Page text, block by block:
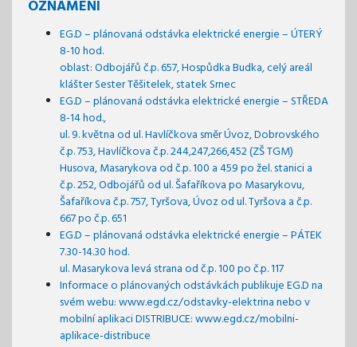
OZNÁMENÍ
EG.D – plánovaná odstávka elektrické energie – ÚTERÝ
8-10 hod.
oblast: Odbojářů č.p. 657, Hospůdka Budka, celý areál
klášter Sester Těšitelek, statek Srnec
EG.D – plánovaná odstávka elektrické energie – STŘEDA
8-14 hod.,
ul. 9. května od ul. Havlíčkova směr Úvoz, Dobrovského
č.p. 753, Havlíčkova č.p. 244,247,266,452 (ZŠ TGM)
Husova, Masarykova od č.p. 100 a 459 po žel. stanici a
č.p. 252, Odbojářů od ul. Šafaříkova po Masarykovu,
Šafaříkova č.p. 757, Tyršova, Úvoz od ul. Tyršova a č.p.
667 po č.p. 651
EG.D – plánovaná odstávka elektrické energie – PÁTEK
7.30-14.30 hod.
ul. Masarykova levá strana od č.p. 100 po č.p. 117
Informace o plánovaných odstávkách publikuje EG.D na
svém webu: www.egd.cz/odstavky-elektrinanebo v
mobilní aplikaci DISTRIBUCE: www.egd.cz/mobilni-
aplikace-distribuce